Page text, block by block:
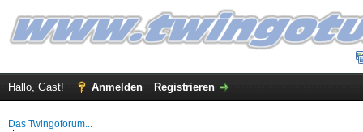
Hallo, Gast! Anmelden Registrieren
Das Twingoforum...